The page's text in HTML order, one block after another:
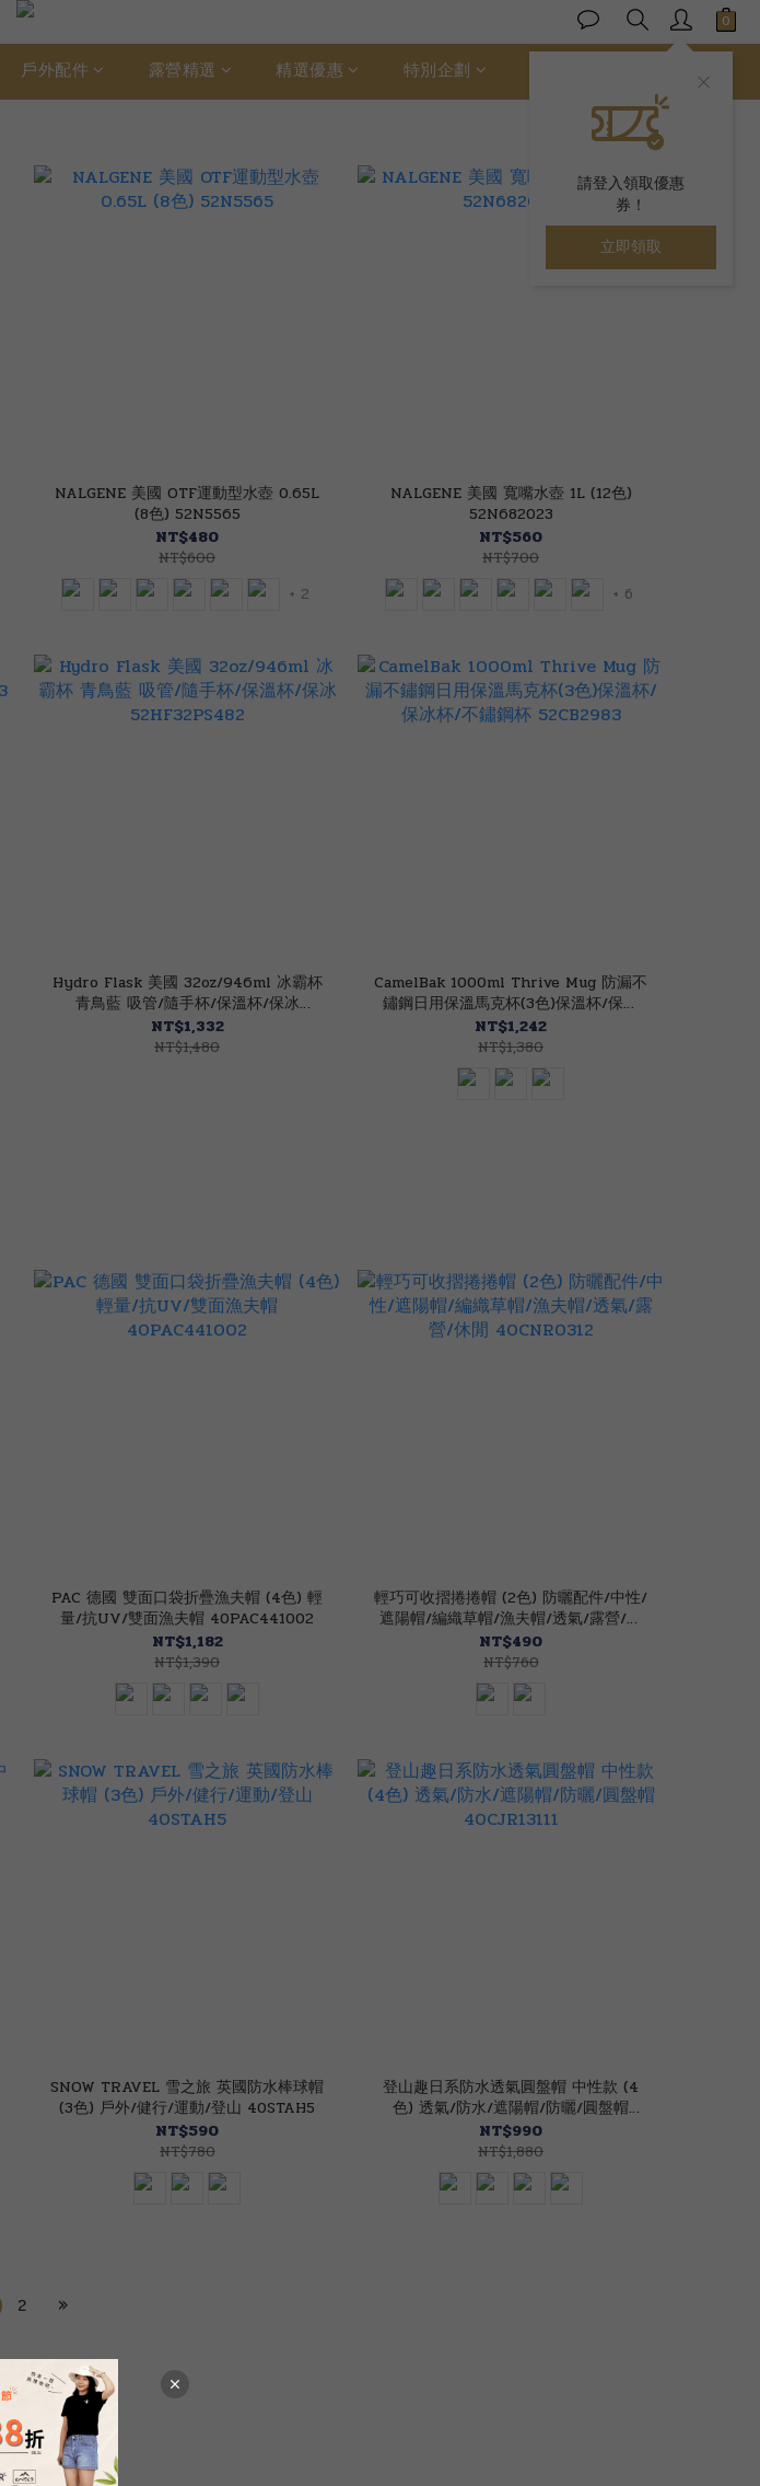
請登入領取優惠
券！
立即領取
戶外配件 露營精選 精選優惠 特別企劃
NALGENE 美國 OTF運動型水壺 0.65L
(8色) 52N5565
NT$480
NT$600
+ 2
NALGENE 美國 寬嘴水壺 1L (12色)
52N682023
NT$560
NT$700
+ 6
Hydro Flask 美國 32oz/946ml 冰霸杯
青鳥藍 吸管/隨手杯/保溫杯/保冰
52HF32PS482
NT$1,332
NT$1,480
CamelBak 1000ml Thrive Mug 防漏不
鏽鋼日用保溫馬克杯(3色)保溫杯/保冰
杯/不鏽鋼杯 52CB2983
NT$1,242
NT$1,380
PAC 德國 雙面口袋折疊漁夫帽 (4色) 輕
量/抗UV/雙面漁夫帽 40PAC441002
NT$1,182
NT$1,390
輕巧可收摺捲捲帽 (2色) 防曬配件/中性/
遮陽帽/編織草帽/漁夫帽/透氣/露營/休
閒 40CNR0312
NT$490
NT$760
SNOW TRAVEL 雪之旅 英國防水棒球帽
(3色) 戶外/健行/運動/登山 40STAH5
NT$590
NT$780
登山趣日系防水透氣圓盤帽 中性款 (4
色) 透氣/防水/遮陽帽/防曬/圓盤帽
40CJR13111
NT$990
NT$1,880
2 »